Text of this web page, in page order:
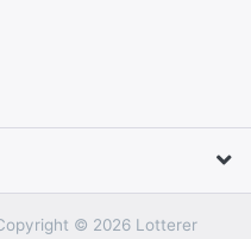
© 2026 Lotterer